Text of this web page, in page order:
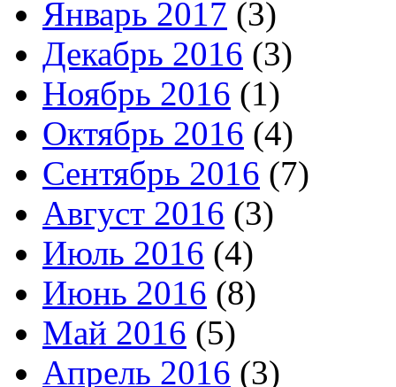
Январь 2017 (3)
Декабрь 2016 (3)
Ноябрь 2016 (1)
Октябрь 2016 (4)
Сентябрь 2016 (7)
Август 2016 (3)
Июль 2016 (4)
Июнь 2016 (8)
Май 2016 (5)
Апрель 2016 (3)